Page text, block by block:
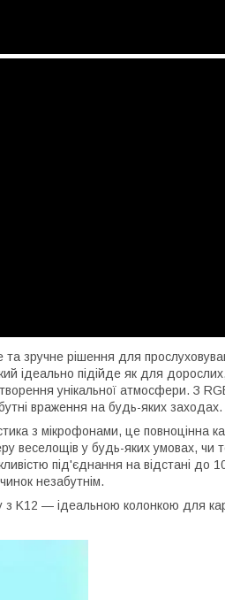
зручне рішення для
ідеально підійде як для
унікальної атмосфери. З
враження на будь-яких заходах.
з мікрофонами, це повноцінна
веселощів у будь-яких умовах, чи
під'єднання на відстані до
незабутнім.
з K12 — ідеальною колонкою для